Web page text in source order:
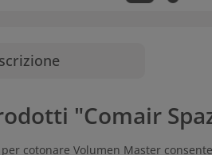
"Comair
per cotonare Volumen Master